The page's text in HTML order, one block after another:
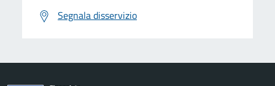
Segnala disservizio